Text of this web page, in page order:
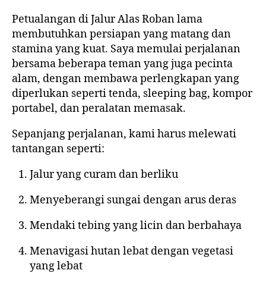
Petualangan di Jalur Alas Roban lama
membutuhkan persiapan yang matang dan
stamina yang kuat. Saya memulai perjalanan
bersama beberapa teman yang juga pecinta
alam, dengan membawa perlengkapan yang
diperlukan seperti tenda, sleeping bag, kompor
portabel, dan peralatan memasak.
Sepanjang perjalanan, kami harus melewati
tantangan seperti:
Jalur yang curam dan berliku
Menyeberangi sungai dengan arus deras
Mendaki tebing yang licin dan berbahaya
Menavigasi hutan lebat dengan vegetasi
yang lebat